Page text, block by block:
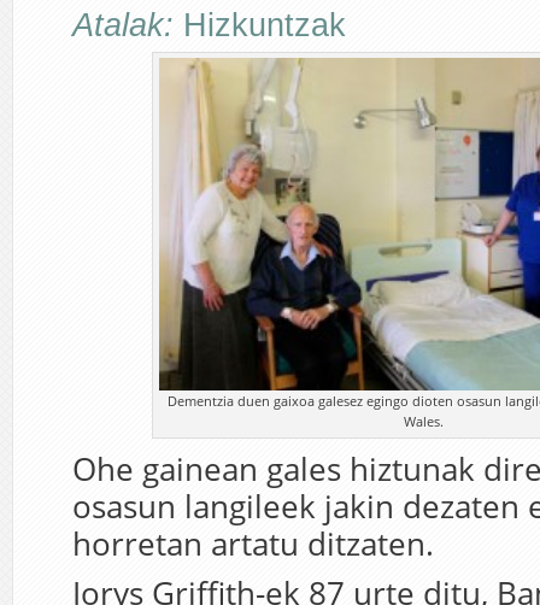
Atalak: Hizkuntzak
Dementzia duen gaixoa galesez egingo dioten osasun
Wales.
Ohe gainean gales hiztunak
osasun langileek jakin dezaten
horretan artatu ditzaten.
Iorys Griffith-ek 87 urte ditu,